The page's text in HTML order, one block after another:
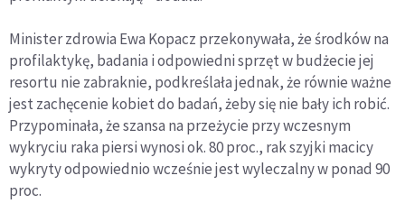
Minister zdrowia Ewa Kopacz przekonywała, że środków na
profilaktykę, badania i odpowiedni sprzęt w budżecie jej
resortu nie zabraknie, podkreślała jednak, że równie ważne
jest zachęcenie kobiet do badań, żeby się nie bały ich robić.
Przypominała, że szansa na przeżycie przy wczesnym
wykryciu raka piersi wynosi ok. 80 proc., rak szyjki macicy
wykryty odpowiednio wcześnie jest wyleczalny w ponad 90
proc.